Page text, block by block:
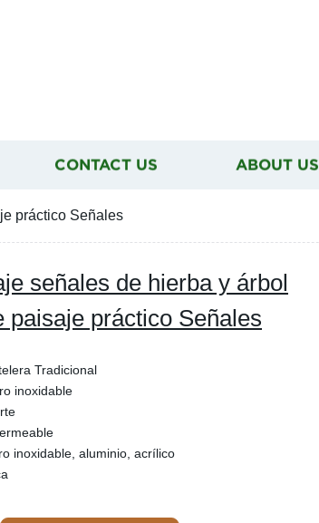
CONTACT US ABOUT US
práctico Señales
señales de hierba y árbol
paisaje práctico Señales
Tradicional
inoxidable
inoxidable, aluminio, acrílico